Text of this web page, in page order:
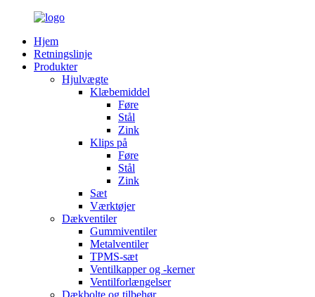
Hjem
Retningslinje
Produkter
Hjulvægte
Klæbemiddel
Føre
Stål
Zink
Klips på
Føre
Stål
Zink
Sæt
Værktøjer
Dækventiler
Gummiventiler
Metalventiler
TPMS-sæt
Ventilkapper og -kerner
Ventilforlængelser
Dækbolte og tilbehør